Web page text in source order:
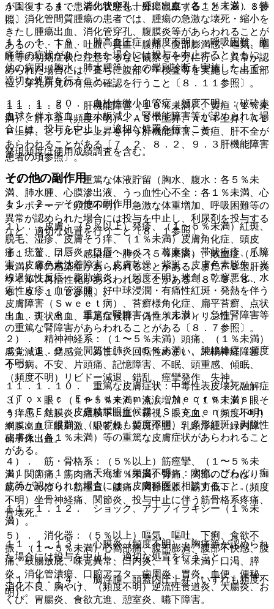
が回復するまで患者の状態を十分に観察すること〔８．８参
照〕。
１１．１．１９． 肺高血圧症（頻度不明）：呼吸困難、胸
痛等の症状があらわれた場合には投与を中止するとともに、
他の病因（胸水、肺水腫等）との鑑別診断を実施した上で、
適切な処置を行うこと。
１１．１．２０． 血栓性微小血管症（頻度不明）：破砕赤
血球を伴う貧血、血小板減少、腎機能障害等が認められた場
合には、投与を中止し、適切な処置を行うこと。
発現頻度は使用成績調査を含む。
その他の副作用
１１．２． その他の副作用
１）． 皮膚：（５％以上）発疹、（１〜５％未満）紅斑、
脱毛、湿疹、皮膚そう痒、（１％未満）皮膚角化症、頭皮
痛、疣贅、口唇炎、口唇ヘルペス、蕁麻疹、帯状疱疹、爪障
害、皮膚色素沈着障害、皮膚乾燥、紫斑、皮膚色素脱失、光
線過敏性反応、脂肪織炎、（頻度不明）挫創、乾癬悪化、水
疱性皮疹、血管浮腫、好中球浸潤・有痛性紅斑・発熱を伴う
皮膚障害（Ｓｗｅｅｔ病）、苔癬様角化症、扁平苔癬、点状
出血、斑状出血、手足症候群、偽性ポルフィリン症。
２）． 精神神経系：（１〜５％未満）頭痛、（１％未満）
感覚減退、錯感覚、めまい、回転性めまい、末梢神経障害、
うつ病、不安、片頭痛、記憶障害、不眠、頭重感、傾眠、
（頻度不明）リビドー減退、錯乱、痙攣発作、失神。
３）． 眼：（１〜５％未満）流涙増加、（１％未満）眼そ
う痒感、結膜炎、結膜下出血、霧視、眼充血、（頻度不明）
網膜出血、眼刺激、眼乾燥、黄斑浮腫、乳頭浮腫、緑内障、
硝子体出血。
４）． 筋・骨格系：（５％以上）筋痙攣、（１〜５％未
満）関節痛、筋肉痛、（１％未満）骨痛、関節のこわばり・
筋のこわばり、筋痙直、腰痛、関節腫脹、筋力低下、（頻度
不明）坐骨神経痛、関節炎、投与中止に伴う筋骨格系疼痛、
骨壊死。
５）． 消化器：（５％以上）嘔気、嘔吐、下痢、食欲不
振、（１〜５％未満）心窩部痛、腹部膨満、腹部不快感、腹
痛、鼓腸放屁、味覚異常、口内炎、（１％未満）口渇、膵
炎、消化管潰瘍、口腔アフタ、歯周炎、胃炎、血便、便秘、
消化不良、胸やけ、（頻度不明）逆流性食道炎、大腸炎、お
くび、胃腸炎、食欲亢進、憩室炎、嚥下障害。
１１．１．４． 消化管穿孔、腫瘍出血（各１％未満）：特
に、消化管間質腫瘍の患者では、腫瘍の急激な壊死・縮小を
きたし腫瘍出血、消化管穿孔、腹膜炎等があらわれることが
あるので、下血、吐血、貧血、腹痛、腹部膨満感、嘔気、嘔
吐等の初期症状に注意するなど観察を十分に行い、異常が認
められた場合には、直ちに腹部ＣＴ検査等を実施して出血部
位、穿孔所見の有無の確認を行うこと〔８．１１参照〕。
１１．１．５． 肝機能障害（１０％未満）、黄疸（１％未
満）、肝不全（頻度不明）：ＡＳＴ上昇、ＡＬＴ上昇、ＡＬ
Ｐ上昇、ビリルビン上昇を伴う肝機能障害、黄疸、肝不全が
あらわれることがある〔７．２、８．２、９．３肝機能障害
患者の項参照〕。
１１．１．６． 重篤な体液貯留（胸水、腹水：各５％未
満、肺水腫、心膜滲出液、うっ血性心不全：各１％未満、心
タンポナーデ：頻度不明）：急激な体重増加、呼吸困難等の
異常が認められた場合には投与を中止し、利尿剤を投与する
など、適切な処置を行うこと〔８．１参照〕。
１１．１．７． 感染症：肺炎（５％未満）、敗血症（１％
未満）等の感染症があらわれることがある。また、Ｂ型肝炎
ウイルス再活性化があらわれることがある〔８．３、８．
６、９．１．２参照〕。
１１．１．８． 重篤な腎障害（５％未満）：急性腎障害等
の重篤な腎障害があらわれることがある〔８．７参照〕。
１１．１．９． 間質性肺炎（５％未満）、肺線維症（頻度
不明）。
１１．１．１０． 重篤な皮膚症状：中毒性表皮壊死融解症
（Ｔｏｘｉｃ Ｅｐｉｄｅｒｍａｌ Ｎｅｃｒｏｌｙｓｉ
ｓ：ＴＥＮ）、皮膚粘膜眼症候群（Ｓｔｅｖｅｎｓ−Ｊｏｈ
ｎｓｏｎ症候群）（いずれも頻度不明）、多形紅斑、剥脱性
皮膚炎（各１％未満）等の重篤な皮膚症状があらわれること
がある。
１１．１．１１． 天疱瘡（頻度不明）：水疱、びらん、痂
皮等が認められた場合には、皮膚科医と相談すること。
１１．１．１２． ショック、アナフィラキシー（１％未
満）。
１１．１．１３． 心膜炎（頻度不明）：胸痛等が認められ
た場合には投与を中止し、適切な処置を行うこと。
１１．１．１４． 脳浮腫、頭蓋内圧上昇（いずれも頻度不
明）。